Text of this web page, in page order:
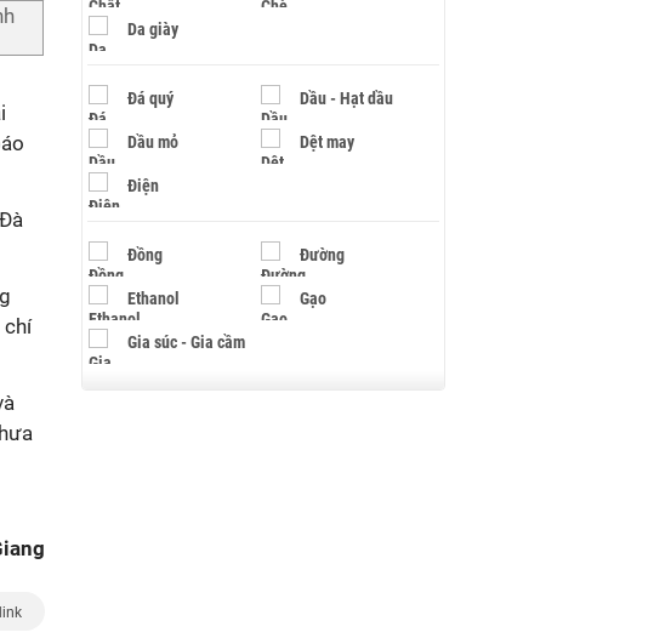
chí
Da giày
Đá quý Dầu - Hạt dầu
Dầu mỏ Dệt may
Điện
Đồng Đường
Ethanol Gạo
Gia súc - Gia cầm